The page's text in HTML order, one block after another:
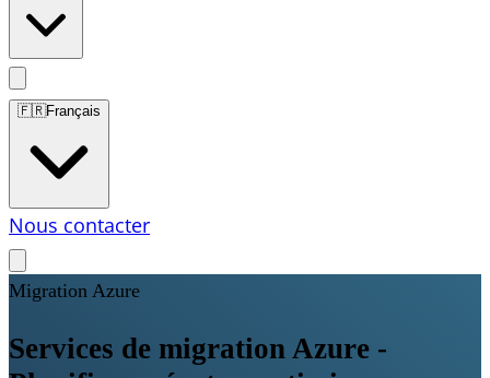
🇫🇷Français
Nous contacter
Migration Azure
Services de migration Azure -